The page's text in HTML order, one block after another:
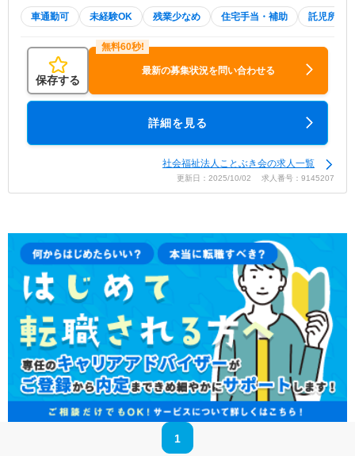
車通勤可 未経験OK 残業少なめ 住宅手当・補助 託児所・
保存する
最新の募集状況を問い合わせる
詳細を見る
社会福祉法人ことぶき会の求人一覧
更新日：2025/10/02 求人番号：9145207
1